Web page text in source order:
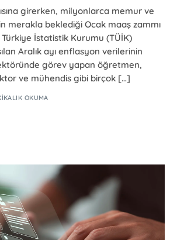
girerken, milyonlarca memur ve
merakla beklediği Ocak maaş zammı
Türkiye İstatistik Kurumu (TÜİK)
Aralık ayı enflasyon verilerinin
görev yapan öğretmen,
ve mühendis gibi birçok […]
OKUMA